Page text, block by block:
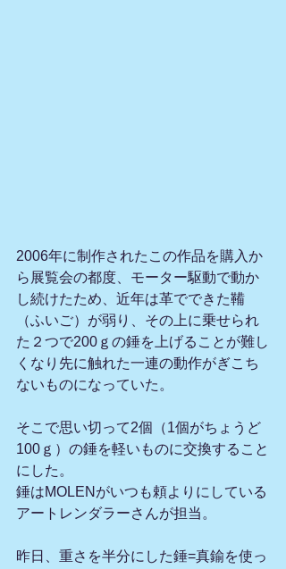
2006年に制作されたこの作品を購入か
ら展覧会の都度、モーター駆動で動か
し続けたため、近年は革でできた鞴
（ふいご）が弱り、その上に乗せられ
た２つで200ｇの錘を上げることが難し
くなり先に触れた一連の動作がぎこち
ないものになっていた。
そこで思い切って2個（1個がちょうど
100ｇ）の錘を軽いものに交換すること
にした。
錘はMOLENがいつも頼よりにしている
アートレンダラーさんが担当。
昨日、重さを半分にした錘=真鍮を使っ